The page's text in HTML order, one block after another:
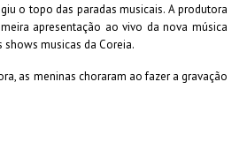
o topo das paradas musicais. A produtora
apresentação ao vivo da nova música
shows musicas da Coreia.
as meninas choraram ao fazer a gravação